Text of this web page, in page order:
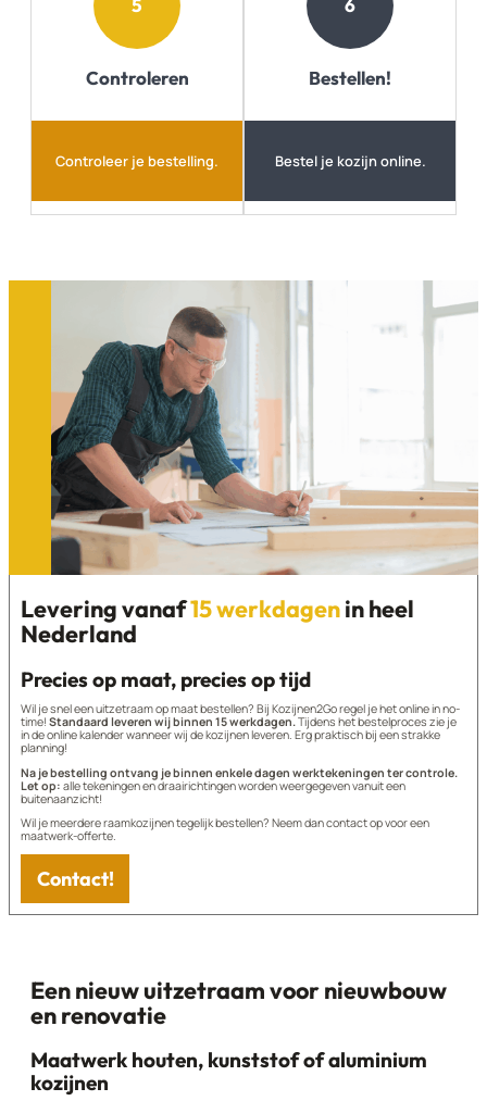
5
Controleren
Controleer je bestelling.
6
Bestellen!
Bestel je kozijn online.
Levering vanaf15 werkdagenin heel
Nederland
Precies op maat, precies op tijd
Wil je snel een uitzetraam op maat bestellen? Bij Kozijnen2Go regel je het online in no-
time! Standaard leveren wij binnen 15 werkdagen.Tijdens het bestelproces zie je
in de online kalender wanneer wij de kozijnen leveren. Erg praktisch bij een strakke
planning!
Na je bestelling ontvang je binnen enkele dagen werktekeningen ter controle.
Let op: alle tekeningen en draairichtingen worden weergegeven vanuit een
buitenaanzicht!
Wil je meerdere raamkozijnen tegelijk bestellen? Neem dan contact op voor een
maatwerk-offerte.
Contact!
Een nieuw uitzetraam voor nieuwbouw
en renovatie
Maatwerk houten, kunststof of aluminium
kozijnen